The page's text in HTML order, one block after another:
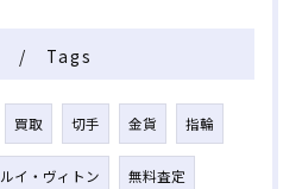
Tags
買取 切手 金貨 指輪
ルイ・ヴィトン 無料査定